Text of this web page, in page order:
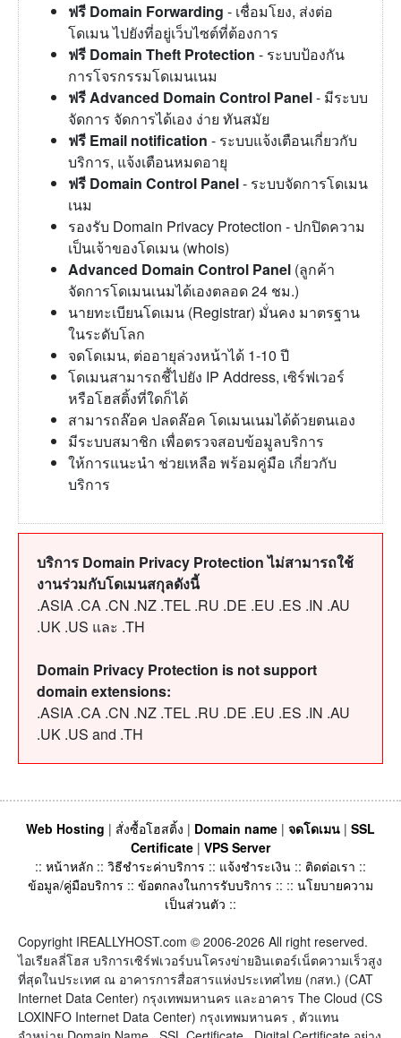
ฟรี Domain Forwarding - เชื่อมโยง, ส่งต่อ
โดเมน ไปยังที่อยู่เว็บไซต์ที่ต้องการ
ฟรี Domain Theft Protection - ระบบป้องกัน
การโจรกรรมโดเมนเนม
ฟรี Advanced Domain Control Panel- มีระบบ
จัดการ จัดการได้เอง ง่าย ทันสมัย
ฟรี Email notification - ระบบแจ้งเตือนเกี่ยวกับ
บริการ, แจ้งเตือนหมดอายุ
ฟรี Domain Control Panel- ระบบจัดการโดเมน
เนม
รองรับ Domain Privacy Protection - ปกปิดความ
เป็นเจ้าของโดเมน (whois)
Advanced Domain Control Panel (ลูกค้า
จัดการโดเมนเนมได้เองตลอด 24 ชม.)
นายทะเบียนโดเมน (Registrar) มั่นคง มาตรฐาน
ในระดับโลก
จดโดเมน, ต่ออายุล่วงหน้าได้ 1-10 ปี
โดเมนสามารถชี้ไปยัง IP Address, เซิร์ฟเวอร์
หรือโฮสติ้งที่ใดก็ได้
สามารถล๊อค ปลดล๊อค โดเมนเนมได้ด้วยตนเอง
มีระบบสมาชิก เพื่อตรวจสอบข้อมูลบริการ
ให้การแนะนำ ช่วยเหลือ พร้อมคู่มือ เกี่ยวกับ
บริการ
บริการ Domain Privacy Protection ไม่สามารถใช้
งานร่วมกับโดเมนสกุลดังนี้
.ASIA .CA .CN .NZ .TEL .RU .DE .EU .ES .IN .AU
.UK .US และ .TH
Domain Privacy Protection is not support
domain extensions:
.ASIA .CA .CN .NZ .TEL .RU .DE .EU .ES .IN .AU
.UK .US and .TH
Web Hosting | สั่งซื้อโฮสติ้ง | Domain name | จดโดเมน | SSL
Certificate | VPS Server
:: หน้าหลัก :: วิธีชำระค่าบริการ :: แจ้งชำระเงิน :: ติดต่อเรา ::
ข้อมูล/คู่มือบริการ :: ข้อตกลงในการรับบริการ :: :: นโยบายความ
เป็นส่วนตัว ::
Copyright IREALLYHOST.com © 2006-2026 All right reserved.
ไอเรียลลี่โฮส บริการเซิร์ฟเวอร์บนโครงข่ายอินเตอร์เน็ตความเร็วสูง
ที่สุดในประเทศ ณ อาคารการสื่อสารแห่งประเทศไทย (กสท.) (CAT
Internet Data Center) กรุงเทพมหานคร และอาคาร The Cloud (CS
LOXINFO Internet Data Center) กรุงเทพมหานคร , ตัวแทน